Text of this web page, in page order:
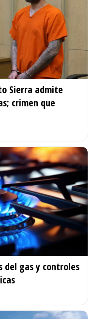
Sierra admite
crimen que
del gas y controles